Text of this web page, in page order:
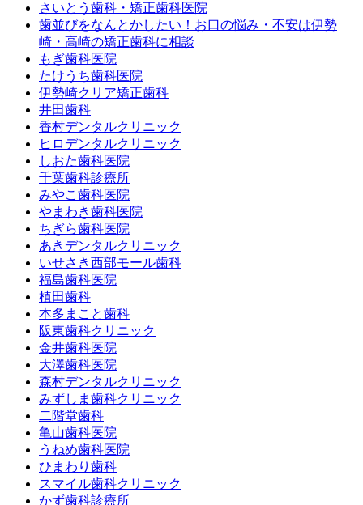
さいとう歯科・矯正歯科医院
歯並びをなんとかしたい！お口の悩み・不安は伊勢
崎・高崎の矯正歯科に相談
もぎ歯科医院
たけうち歯科医院
伊勢崎クリア矯正歯科
井田歯科
香村デンタルクリニック
ヒロデンタルクリニック
しおた歯科医院
千葉歯科診療所
みやこ歯科医院
やまわき歯科医院
ちぎら歯科医院
あきデンタルクリニック
いせさき西部モール歯科
福島歯科医院
植田歯科
本多まこと歯科
阪東歯科クリニック
金井歯科医院
大澤歯科医院
森村デンタルクリニック
みずしま歯科クリニック
二階堂歯科
亀山歯科医院
うねめ歯科医院
ひまわり歯科
スマイル歯科クリニック
かず歯科診療所